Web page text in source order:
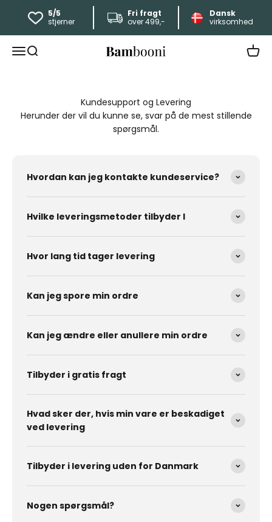
Spring til indhold
5/5
stjerner
Fri fragt
over 499,-
Dansk
virksomhed
Åbn navigationsmenu
Åbn søgefunktion bambusbambooni Åbn
Kundesupport og Levering
Herunder der vil du kunne se, svar på de mest stillende
spørgsmål.
Hvordan kan jeg kontakte kundeservice?
Hvilke leveringsmetoder tilbyder I
Hvor lang tid tager levering
Kan jeg spore min ordre
Kan jeg ændre eller anullere min ordre
Tilbyder i gratis fragt
Hvad sker der, hvis min vare er beskadiget
ved levering
Tilbyder i levering uden for Danmark
Nogen spørgsmål?